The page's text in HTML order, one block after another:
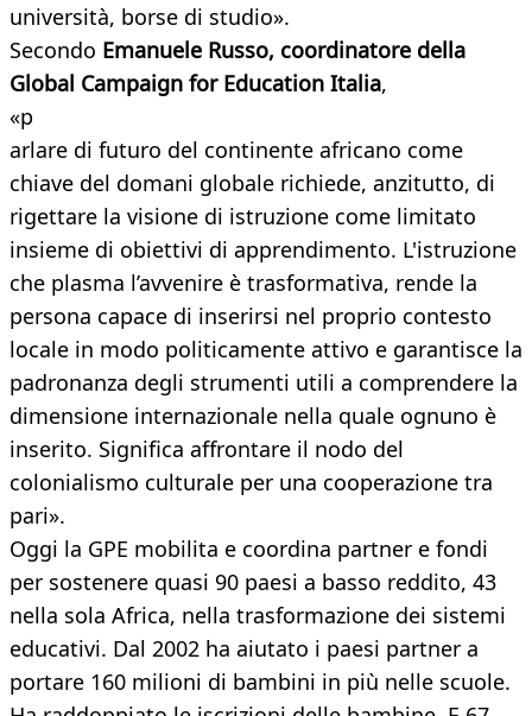
università, borse di studio».
Secondo Emanuele Russo, coordinatore della
Global Campaign for Education Italia,
«p
arlare di futuro del continente africano come
chiave del domani globale richiede, anzitutto, di
rigettare la visione di istruzione come limitato
insieme di obiettivi di apprendimento. L'istruzione
che plasma l’avvenire è trasformativa, rende la
persona capace di inserirsi nel proprio contesto
locale in modo politicamente attivo e garantisce la
padronanza degli strumenti utili a comprendere la
dimensione internazionale nella quale ognuno è
inserito. Significa affrontare il nodo del
colonialismo culturale per una cooperazione tra
pari».
Oggi la GPE mobilita e coordina partner e fondi
per sostenere quasi 90 paesi a basso reddito, 43
nella sola Africa, nella trasformazione dei sistemi
educativi. Dal 2002 ha aiutato i paesi partner a
portare 160 milioni di bambini in più nelle scuole.